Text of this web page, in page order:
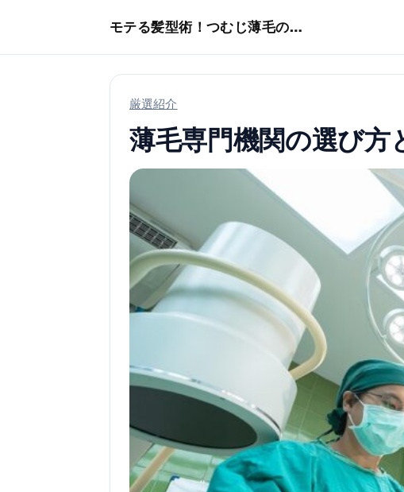
モテる髪型術！つむじ薄毛の隠し方
厳選紹介
薄毛専門機関の選び